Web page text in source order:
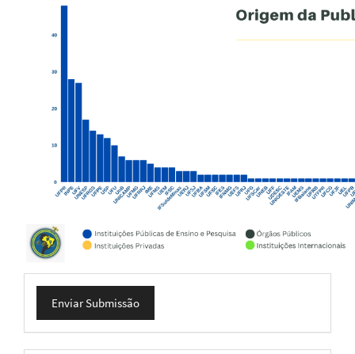
Enviar
Submissão
Enviar Submissão